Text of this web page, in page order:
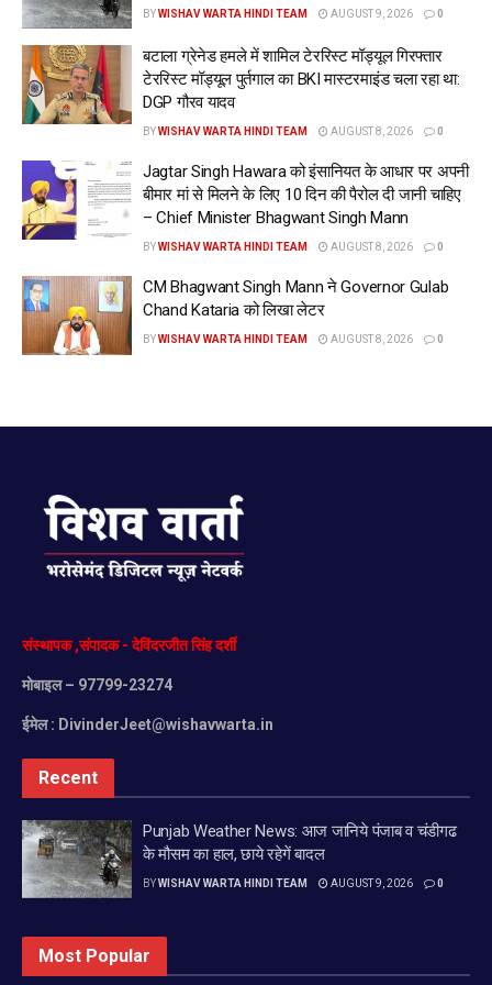
BYWISHAV WARTA HINDI TEAM AUGUST 9, 2026 0
बटाला ग्रेनेड हमले में शामिल टेररिस्ट मॉड्यूल गिरफ्तार
टेररिस्ट मॉड्यूल पुर्तगाल का BKI मास्टरमाइंड चला रहा था:
DGP गौरव यादव
BYWISHAV WARTA HINDI TEAM AUGUST 8, 2026 0
Jagtar Singh Hawara को इंसानियत के आधार पर अपनी
बीमार मां से मिलने के लिए 10 दिन की पैरोल दी जानी चाहिए
– Chief Minister Bhagwant Singh Mann
BYWISHAV WARTA HINDI TEAM AUGUST 8, 2026 0
CM Bhagwant Singh Mann ने Governor Gulab
Chand Kataria को लिखा लेटर
BYWISHAV WARTA HINDI TEAM AUGUST 8, 2026 0
संस्थापक,संपादक-देविंदरजीतसिंहदर्शी
मोबाइल– 97799-23274
ईमेल : DivinderJeet@wishavwarta.in
Recent
Punjab Weather News: आज जानिये पंजाब व चंडीगढ
के मौसम का हाल, छाये रहेगें बादल
BYWISHAV WARTA HINDI TEAM AUGUST 9, 2026 0
Most Popular